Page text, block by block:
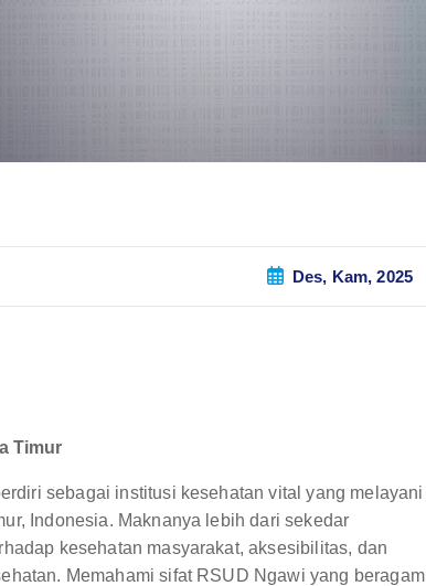
Des, Kam, 2025
Timur
sebagai institusi kesehatan vital yang melayani
Indonesia. Maknanya lebih dari sekedar
kesehatan masyarakat, aksesibilitas, dan
Memahami sifat RSUD Ngawi yang beragam